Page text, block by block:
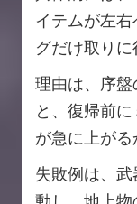
イテムが左
グだけ取りに
理由は、序
と、復帰前
が急に上がる
失敗例は、